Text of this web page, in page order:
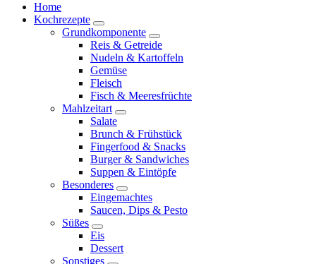
Home
Kochrezepte
expand
child
menu
Grundkomponente
expand
child
menu
Reis & Getreide
Nudeln & Kartoffeln
Gemüse
Fleisch
Fisch & Meeresfrüchte
Mahlzeitart
expand
child
menu
Salate
Brunch & Frühstück
Fingerfood & Snacks
Burger & Sandwiches
Suppen & Eintöpfe
Besonderes
expand
child
menu
Eingemachtes
Saucen, Dips & Pesto
Süßes
expand
child
menu
Eis
Dessert
Sonstiges